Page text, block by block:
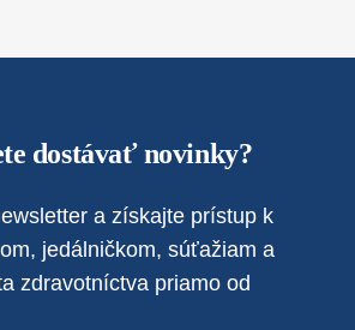
dostávať novinky?
a získajte prístup k
jedálničkom, súťažiam a
zdravotníctva priamo od